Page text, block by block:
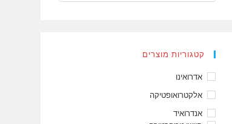
קטגוריות מוצרים
אדרואינו
אלקטרואופטיקה
אנדרואיד